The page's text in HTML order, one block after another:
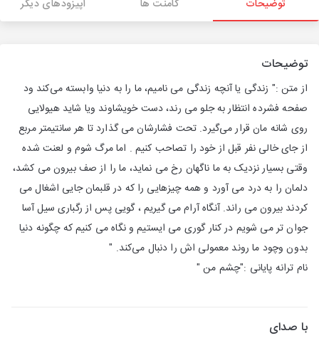
توضیحات کامنت ها اپیزودهای دیگر
توضیحات
از متن :" زندگی یا آنچه زندگی می نامیم، ما را به دنیا وابسته می‌کند ود
صفحه فشرده انتظار به جلو می رند، دست خویشاوند ویا شاید هیولایی
روی شانه مان قرار می‌گیرد. تحت فشارشان می گذارد تا هر سانتیمتر مربع
از جای خالی نفر قبل از خود را تصاحب کنیم . اما مرگ شوم و لعنت شده
وقتی بسیار نزدیک به ما ناگهان رخ می نماید، ما را از صف بیرون می کشد،
دلمان را به درد می آورد و همه چیزهایی را که در قلبمان جایی اشغال می
کردند بیرون می راند. آنگاه آرام می گیریم ، گویی پس از رگباری سیل آسا
جوان تر می شویم در کنار گوری می ایستیم و نگاه می کنیم که چگونه دنیا
بدون وچود ما روند معمولی اش را دنبال می‌کند. "
نام ترانه پایانی :"چشم من "
با صدای